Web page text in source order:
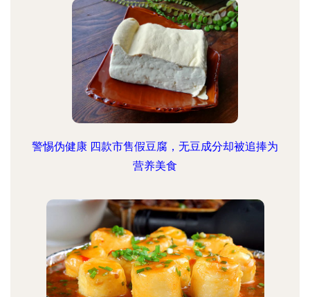
警惕伪健康 四款市售假豆腐，无豆成分却被追捧为
营养美食